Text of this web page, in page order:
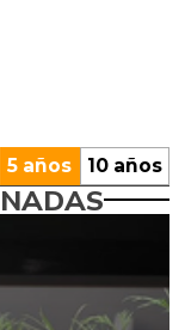
5 años 10 años